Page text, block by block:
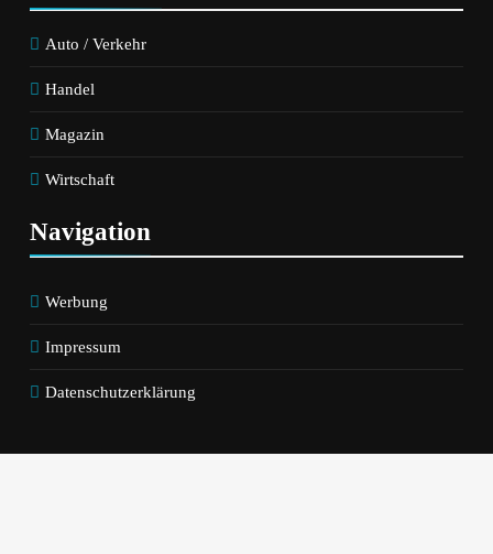
Auto / Verkehr
Handel
Magazin
Wirtschaft
Navigation
Werbung
Impressum
Datenschutzerklärung